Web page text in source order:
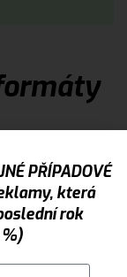
množství
propagaci
Tato
PŘÍPADOVÉ
která
rok
%)